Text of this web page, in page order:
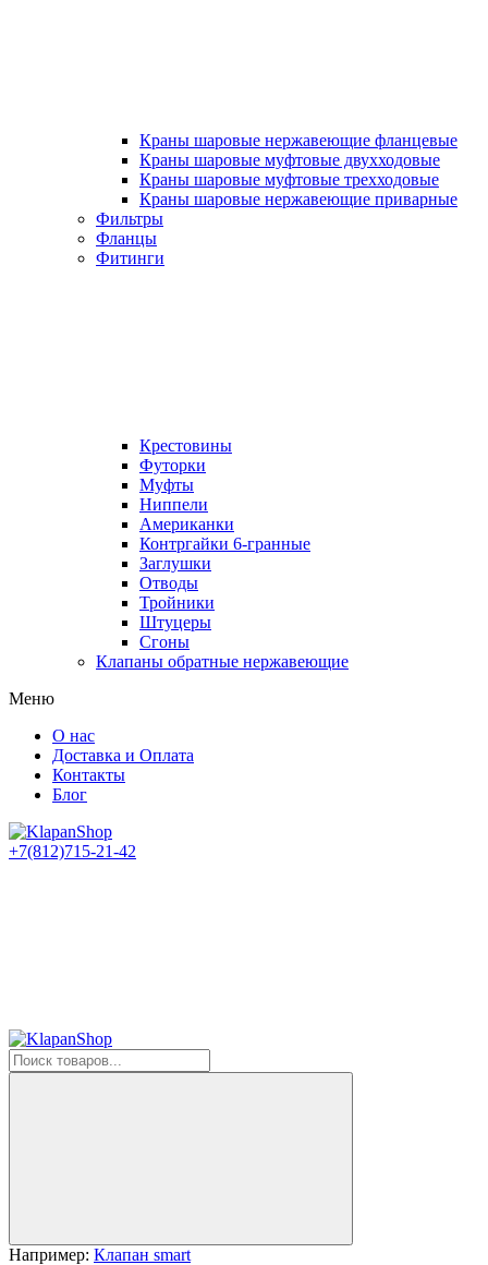
Краны шаровые нержавеющие фланцевые
Краны шаровые муфтовые двухходовые
Краны шаровые муфтовые трехходовые
Краны шаровые нержавеющие приварные
Фильтры
Фланцы
Фитинги
Крестовины
Футорки
Муфты
Ниппели
Американки
Контргайки 6-гранные
Заглушки
Отводы
Тройники
Штуцеры
Сгоны
Клапаны обратные нержавеющие
Меню
О нас
Доставка и Оплата
Контакты
Блог
+7(812)715-21-42
Например: Клапан smart